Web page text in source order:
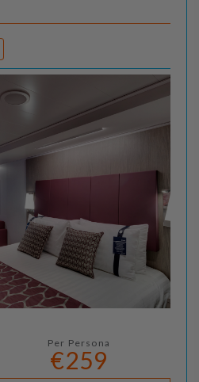
Per Persona
€259